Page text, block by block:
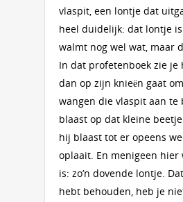
vlaspit, een lontje dat
heel duidelijk: dat lontje
walmt nog wel wat, maar
In dat profetenboek zie je
dan op zijn knieën gaat
wangen die vlaspit aan te
blaast op dat kleine
hij blaast tot er opeens
oplaait. En menigeen hier
is: zo’n dovende lontje.
hebt behouden, heb je